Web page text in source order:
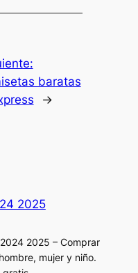
baratas
→
2025
2025 – Comprar
mujer y niño.